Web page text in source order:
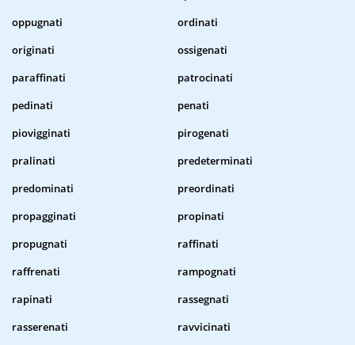
oppugnati
ordinati
originati
ossigenati
paraffinati
patrocinati
pedinati
penati
piovigginati
pirogenati
pralinati
predeterminati
predominati
preordinati
propagginati
propinati
propugnati
raffinati
raffrenati
rampognati
rapinati
rassegnati
rasserenati
ravvicinati